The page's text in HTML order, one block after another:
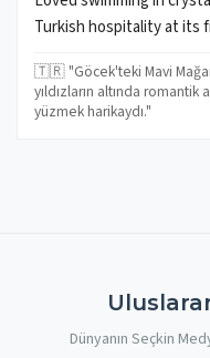
Turkish hospitality at its
🇹🇷 "Göcek'teki Mavi
yıldızların altında
yüzmek harikaydı."
Dünyanın Seçkin